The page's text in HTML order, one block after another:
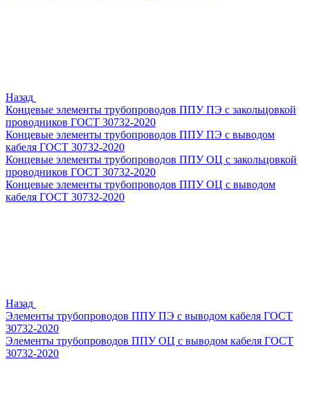
Назад
Концевые элементы трубопроводов ППУ ПЭ с закольцовкой
проводников ГОСТ 30732-2020
Концевые элементы трубопроводов ППУ ПЭ с выводом
кабеля ГОСТ 30732-2020
Концевые элементы трубопроводов ППУ ОЦ с закольцовкой
проводников ГОСТ 30732-2020
Концевые элементы трубопроводов ППУ ОЦ с выводом
кабеля ГОСТ 30732-2020
Назад
Элементы трубопроводов ППУ ПЭ с выводом кабеля ГОСТ
30732-2020
Элементы трубопроводов ППУ ОЦ с выводом кабеля ГОСТ
30732-2020